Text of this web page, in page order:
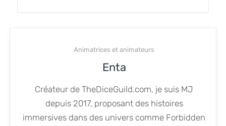
Animatrices et animateurs
Enta
Créateur de TheDiceGuild.com, je suis MJ
depuis 2017, proposant des histoires
immersives dans des univers comme Forbidden